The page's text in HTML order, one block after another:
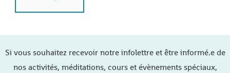
Si vous souhaitez recevoir notre infolettre et être informé.e de
nos activités, méditations, cours et évènements spéciaux,